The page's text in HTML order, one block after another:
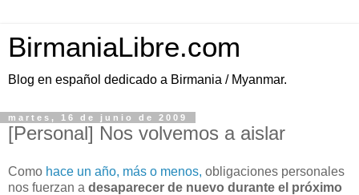
BirmaniaLibre.com
Blog en español dedicado a Birmania / Myanmar.
martes, 16 de junio de 2009
[Personal] Nos volvemos a aislar
Como hace un año, más o menos, obligaciones personales
nos fuerzan a desaparecer de nuevo durante el próximo